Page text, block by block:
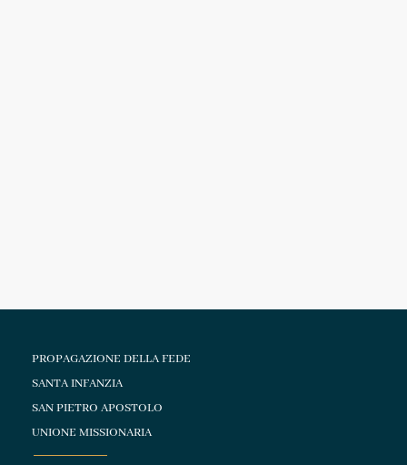
PROPAGAZIONE DELLA FEDE
SANTA INFANZIA
SAN PIETRO APOSTOLO
UNIONE MISSIONARIA